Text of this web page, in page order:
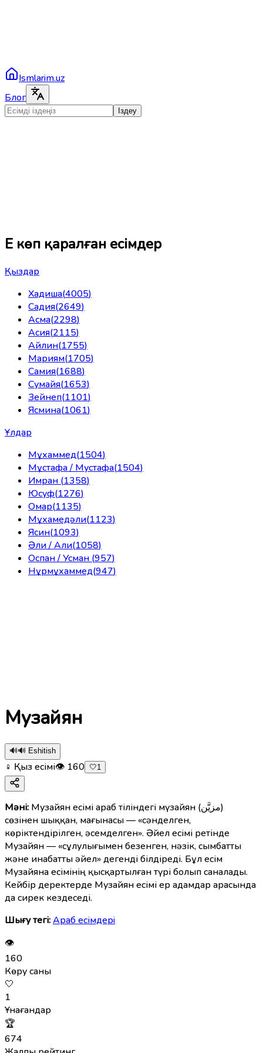
Ismlarim.uz
Блог
Іздеу
Ең көп қаралған есімдер
Қыздар
Хадиша(4005)
Садия(2649)
Асма(2298)
Асия(2115)
Айлин(1755)
Мариям(1705)
Самия(1688)
Сумайя(1653)
Зейнеп(1101)
Ясмина(1061)
Ұлдар
Мұхаммед(1504)
Мұстафа / Мустафа(1504)
Имран (1358)
Юсуф(1276)
Омар(1135)
Мұхамедәли(1123)
Ясин(1093)
Әли / Али(1058)
Оспан / Усман (957)
Нұрмұхаммед(947)
Музайян
🔊🔊 Eshitish
♀ Қыз есімі👁 160 🤍1
Мәні: Музайян есімі араб тіліндегі мүзайян (مزيَّن)
сөзінен шыққан, мағынасы — «сәнделген,
көріктендірілген, әсемделген». Әйел есімі ретінде
Музайян — «сұлулығымен безенген, нәзік, сымбатты
және инабатты әйел» дегенді білдіреді. Бұл есім
Музайяна есімінің қысқартылған түрі болып саналады.
Кейбір деректерде Музайян есімі ер адамдар арасында
да сирек кездеседі.
Шығу тегі:Араб есімдерi
👁
160
Көру саны
🤍
1
Ұнағандар
🏆
674